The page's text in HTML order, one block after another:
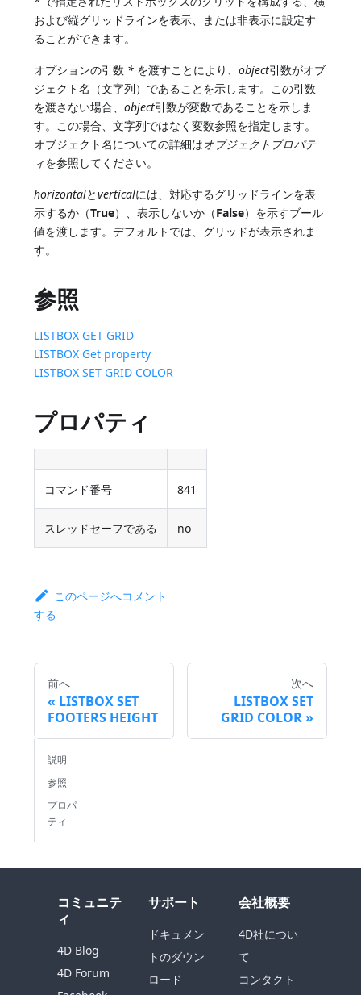
および縦グリッドラインを表示、または非表示に設定す
ることができます。
オプションの引数 * を渡すことにより、object引数がオブ
ジェクト名（文字列）であることを示します。この引数
を渡さない場合、object引数が変数であることを示しま
す。この場合、文字列ではなく変数参照を指定します。
オブジェクト名についての詳細はオブジェクトプロパテ
ィを参照してください。
horizontalとverticalには、対応するグリッドラインを表
示するか（True）、表示しないか（False）を示すブール
値を渡します。デフォルトでは、グリッドが表示されま
す。
参照
LISTBOX GET GRID
LISTBOX Get property
LISTBOX SET GRID COLOR
プロパティ
コマンド番号 841
スレッドセーフである no
このページへコメント
する
前へ
LISTBOX SET
FOOTERS HEIGHT
次へ
LISTBOX SET
GRID COLOR
説明
参照
プロパ
ティ
コミュニテ
ィ
4D Blog
4D Forum
サポート
ドキュメン
トのダウン
ロード
会社概要
4D社につい
て
コンタクト